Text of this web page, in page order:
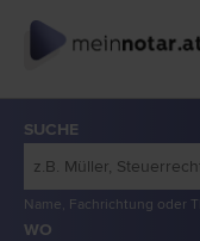
SUCHE
Name, Fachrichtung oder
WO